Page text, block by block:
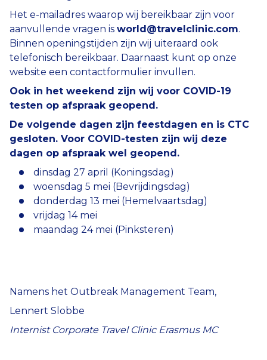
Het e-mailadres waarop wij bereikbaar zijn voor
aanvullende vragen is world@travelclinic.com.
Binnen openingstijden zijn wij uiteraard ook
telefonisch bereikbaar. Daarnaast kunt op onze
website een contactformulier invullen.
Ook in het weekend zijn wij voor COVID-19
testen op afspraak geopend.
De volgende dagen zijn feestdagen en is CTC
gesloten. Voor COVID-testen zijn wij deze
dagen op afspraak wel geopend.
dinsdag 27 april (Koningsdag)
woensdag 5 mei (Bevrijdingsdag)
donderdag 13 mei (Hemelvaartsdag)
vrijdag 14 mei
maandag 24 mei (Pinksteren)
Namens het Outbreak Management Team,
Lennert Slobbe
Internist Corporate Travel Clinic Erasmus MC